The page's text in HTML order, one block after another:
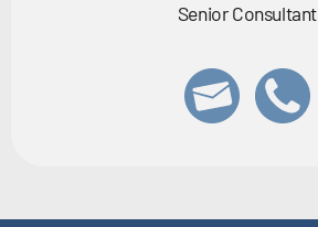
Senior Consultant